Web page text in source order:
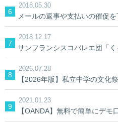
2018.05.30
2018.12.17
サンフランシスコバレエ団「
2026.07.28
2021.01.23